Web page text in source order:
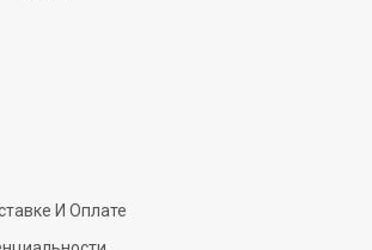
И Оплате